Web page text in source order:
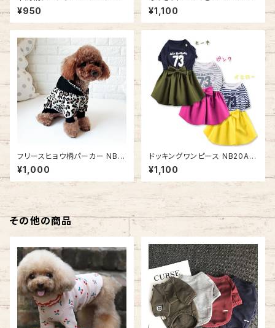
8064
¥950
H21AW2709013
¥1,100
フリースヒョウ柄パーカー NB2
0AW5231
¥1,000
ドッキングワンピース NB20AW
1404010
¥1,100
その他の商品